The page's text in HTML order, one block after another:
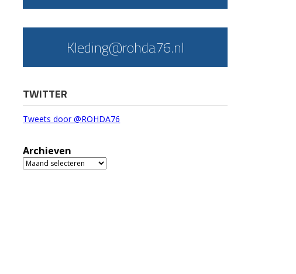
Kleding@rohda76.nl
TWITTER
Tweets door @ROHDA76
Archieven
Archieven